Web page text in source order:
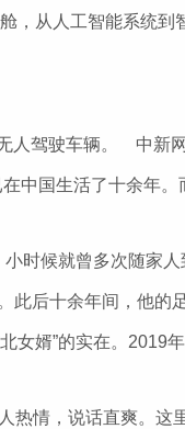
从人工智能系统到
人驾驶车辆。 中新
国生活了十余年。
候就曾多次随家人
十余年间，他的
婿”的实在。2019
，说话直爽。这